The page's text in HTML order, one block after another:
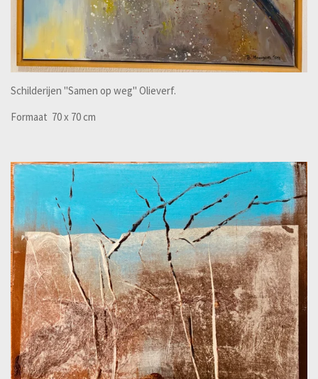
Schilderijen "Samen op weg" Olieverf.
Formaat 70 x 70 cm